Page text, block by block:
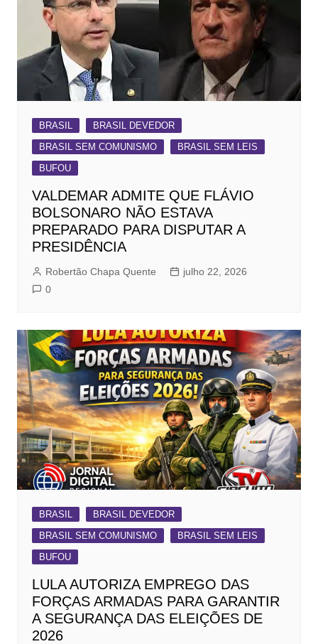
BRASIL
BRASIL DEVEDOR
BRASIL SEM COMUNISMO
BRASIL SEM LEIS
BUFOU
VALDEMAR ADMITE QUE FLÁVIO
BOLSONARO NÃO ESTAVA
PREPARADO PARA DISPUTAR A
PRESIDÊNCIA
Robertão Chapa Quente
julho 22, 2026
0
BRASIL
BRASIL DEVEDOR
BRASIL SEM COMUNISMO
BRASIL SEM LEIS
BUFOU
LULA AUTORIZA EMPREGO DAS
FORÇAS ARMADAS PARA GARANTIR
A SEGURANÇA DAS ELEIÇÕES DE
2026